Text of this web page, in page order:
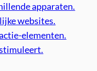
apparaten.
websites.
elementen.